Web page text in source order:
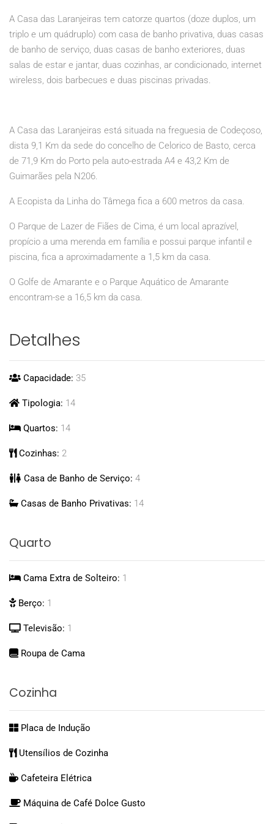
A Casa das Laranjeiras tem catorze quartos (doze duplos, um
triplo e um quádruplo) com casa de banho privativa, duas casas
de banho de serviço, duas casas de banho exteriores, duas
salas de estar e jantar, duas cozinhas, ar condicionado, internet
wireless, dois barbecues e duas piscinas privadas.
A Casa das Laranjeiras está situada na freguesia de Codeçoso,
dista 9,1 Km da sede do concelho de Celorico de Basto, cerca
de 71,9 Km do Porto pela auto-estrada A4 e 43,2 Km de
Guimarães pela N206.
A Ecopista da Linha do Tâmega fica a 600 metros da casa.
O Parque de Lazer de Fiães de Cima, é um local aprazível,
propício a uma merenda em família e possui parque infantil e
piscina, fica a aproximadamente a 1,5 km da casa.
O Golfe de Amarante e o Parque Aquático de Amarante
encontram-se a 16,5 km da casa.
Detalhes
Capacidade: 35
Tipologia: 14
Quartos: 14
Cozinhas: 2
Casa de Banho de Serviço: 4
Casas de Banho Privativas: 14
Quarto
Cama Extra de Solteiro: 1
Berço: 1
Televisão: 1
Roupa de Cama
Cozinha
Placa de Indução
Utensílios de Cozinha
Cafeteira Elétrica
Máquina de Café Dolce Gusto